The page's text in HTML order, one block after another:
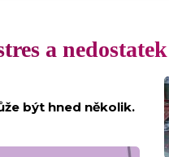
a
být hned několik.